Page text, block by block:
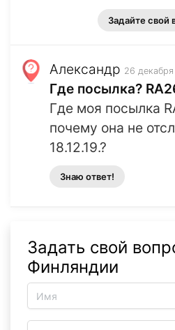
Задайте свой
Александр 26
Где посылка?
Где моя посылка
почему она не
18.12.19.?
Знаю ответ!
Задать свой
Финляндии